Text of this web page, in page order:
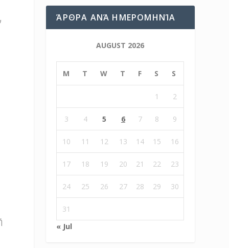
ΆΡΘΡΑ ΑΝΆ ΗΜΕΡΟΜΗΝΊΑ
AUGUST 2026
M T W T F S S
1 2
3 4 5 6 7 8 9
10 11 12 13 14 15 16
17 18 19 20 21 22 23
24 25 26 27 28 29 30
31
« Jul